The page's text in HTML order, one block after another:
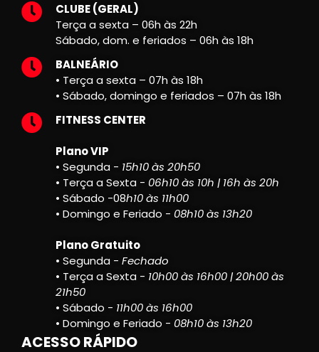
CLUBE (GERAL)
Terça a sexta – 06h às 22h
Sábado, dom. e feriados – 06h às 18h
BALNEÁRIO
• Terça a sexta – 07h às 18h
• Sábado, domingo e feriados – 07h às 18h
FITNESS CENTER
Plano VIP
• Segunda - 15h10 às 20h50
• Terça a Sexta - 06h10 às 10h | 16h às 20h
• Sábado -08h10 às 11h00
• Domingo e Feriado - 08h10 às 13h20
Plano Gratuito
• Segunda - Fechado
• Terça a Sexta - 10h00 às 16h00 | 20h00 às
21h50
• Sábado - 11h00 às 16h00
• Domingo e Feriado - 08h10 às 13h20
ACESSO RÁPIDO